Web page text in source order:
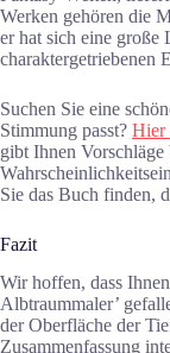
Werken gehören die
er hat sich eine große
charaktergetriebenen
Suchen Sie eine
Stimmung passt? Hier
gibt Ihnen
Sie das Buch finden,
Fazit
Wir hoffen, dass
Albtraummaler’
der Oberfläche der
Zusammenfassung